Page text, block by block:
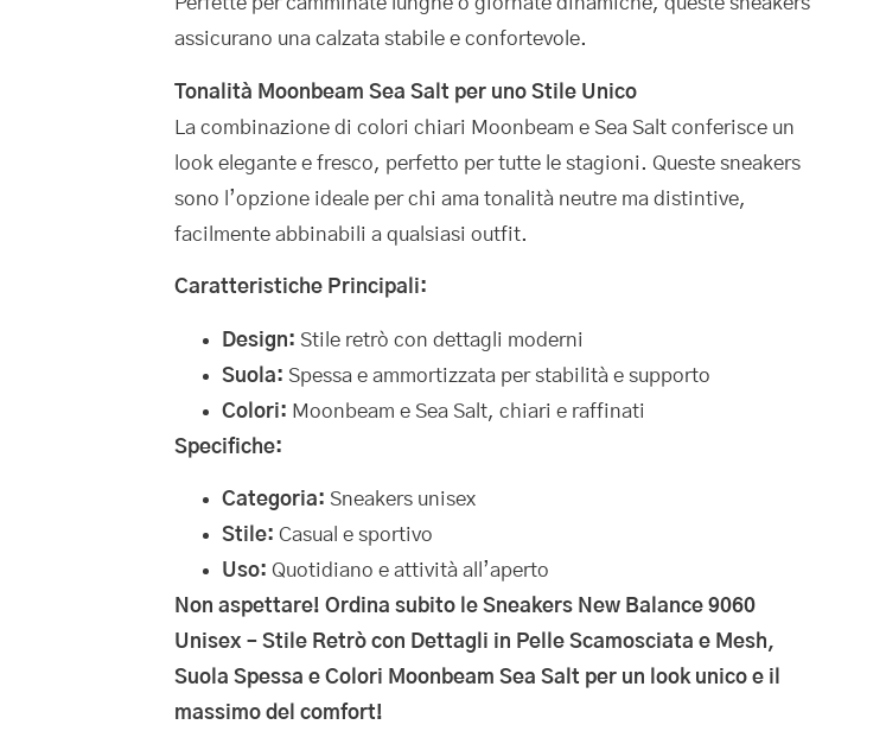
assicurano una calzata stabile e confortevole.
Tonalità Moonbeam Sea Salt per uno Stile Unico
La combinazione di colori chiari Moonbeam e Sea Salt conferisce un
look elegante e fresco, perfetto per tutte le stagioni. Queste sneakers
sono l’opzione ideale per chi ama tonalità neutre ma distintive,
facilmente abbinabili a qualsiasi outfit.
Caratteristiche Principali:
Design: Stile retrò con dettagli moderni
Suola: Spessa e ammortizzata per stabilità e supporto
Colori: Moonbeam e Sea Salt, chiari e raffinati
Specifiche:
Categoria: Sneakers unisex
Stile: Casual e sportivo
Uso: Quotidiano e attività all’aperto
Non aspettare! Ordina subito le Sneakers New Balance 9060
Unisex – Stile Retrò con Dettagli in Pelle Scamosciata e Mesh,
Suola Spessa e Colori Moonbeam Sea Salt per un look unico e il
massimo del comfort!